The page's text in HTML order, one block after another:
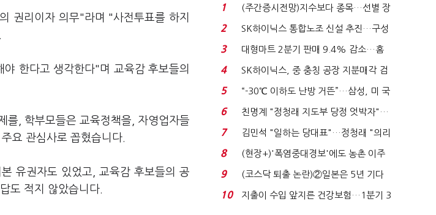
권리이자 의무"라며 "사전투표를 하지
한다고 생각한다"며 교육감 후보들의
를, 학부모들은 교육정책을, 자영업자들
요 관심사로 꼽혔습니다.
유권자도 있었고, 교육감 후보들의 공
도 적지 않았습니다.
1
(주간증시전망)지수보다 종목…선별 장
세 이어진다...
2
SK하이닉스 통합노조 신설 추진…구성
원간 성과급 불...
3
대형마트 2분기 판매 9.4% 감소…홈
플러스 사태 여파...
4
SK하이닉스, 중 충칭 공장 지분매각 검
토?…“확정된 바...
5
“-30℃ 이하도 난방 거뜬”…삼성, 미 국
립연구소와 개...
6
친명계 "정청래 지도부 당정 엇박자"…
친청계 "신천지 오...
7
김민석 "일하는 당대표"…정청래 "의리
가 제일 중요"...
8
(현장+)'폭염중대경보'에도 농촌 이주
노동자는 강행군…'야...
9
(코스닥 퇴출 논란)②일본은 5년 기다
려주는데 우리는 ...
10
지출이 수입 앞지른 건강보험…1분기 3